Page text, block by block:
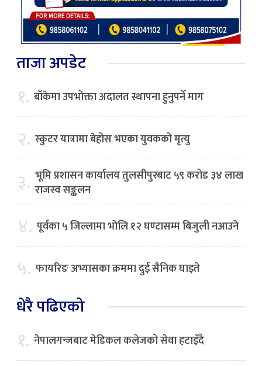
ताजा अपडेट
१. बाँकेमा उपभोक्ता अदालत स्थापना हुनुपर्ने माग
२. स्कुटर यात्रामा बेहोस भएका युवकको मृत्यु
३. भूमि प्रशासन कार्यालय तुलसीपुरबाट ५९ करोड ३४ लाख
राजस्व सङ्कलन
४. पूर्वका ५ जिल्लामा भाेलि १२ घण्टासम्म बिजुली नआउने
५. फायरिङ अभ्यासका क्रममा दुई सैनिक घाइते
धेरै पढिएको
१. नेपालगन्जबाट मेडिकल कलेजको सेवा हटाइँदै